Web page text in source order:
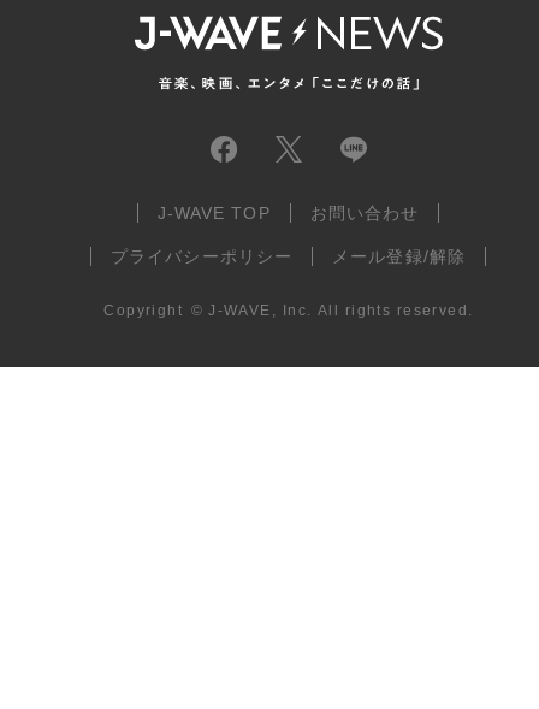
J-WAVE TOP お問い合わせ
プライバシーポリシー メール登録/解除
Copyright © J-WAVE, Inc. All rights reserved.